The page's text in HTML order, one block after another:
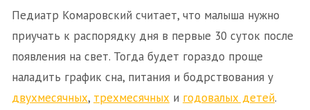
Педиатр Комаровский считает, что малыша нужно
приучать к распорядку дня в первые 30 суток после
появления на свет. Тогда будет гораздо проще
наладить график сна, питания и бодрствования у
двухмесячных, трехмесячных и годовалых детей.